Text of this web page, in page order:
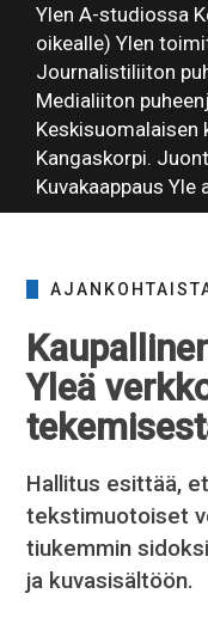
Ylen A-studiossa
oikealle) Ylen
Journalistiliiton
Medialiiton
Keskisuomalaisen
Kangaskorpi.
Kuvakaappaus Yle
Yleä
Hallitus esittää,
tekstimuotoiset
tiukemmin
ja kuvasisältöön.